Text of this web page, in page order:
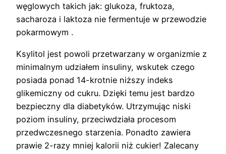
węglowych takich jak: glukoza, fruktoza,
sacharoza i laktoza nie fermentuje w przewodzie
pokarmowym .
Ksylitol jest powoli przetwarzany w organizmie z
minimalnym udziałem insuliny, wskutek czego
posiada ponad 14-krotnie niższy indeks
glikemiczny od cukru. Dzięki temu jest bardzo
bezpieczny dla diabetyków. Utrzymując niski
poziom insuliny, przeciwdziała procesom
przedwczesnego starzenia. Ponadto zawiera
prawie 2-razy mniej kalorii niż cukier! Zalecany